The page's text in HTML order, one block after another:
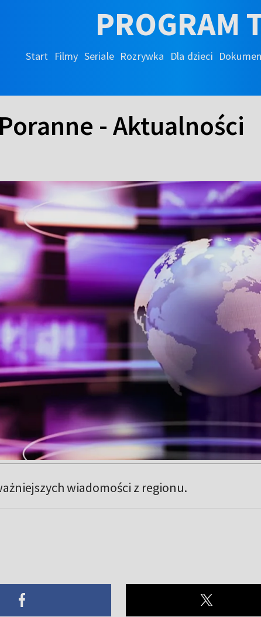
PROGRAM
Start Filmy Seriale Rozrywka Dla dzieci
- Aktualności
wiadomości z regionu.